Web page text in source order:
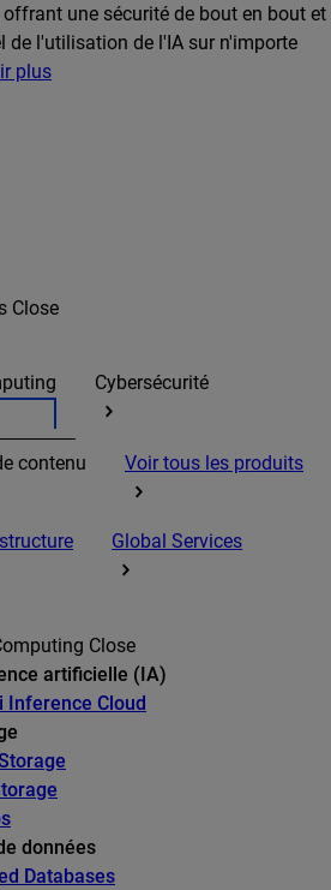
une sécurité de bout en bout et
de l'utilisation de l'IA sur n'importe
plus
Close
Cybersécurité
contenu Voir tous les produits
Global Services
Close
artificielle (IA)
Inference Cloud
données
Databases